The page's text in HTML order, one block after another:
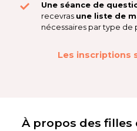
Une séance de
recevras une liste de
nécessaires par type de
Les inscriptions
À propos des